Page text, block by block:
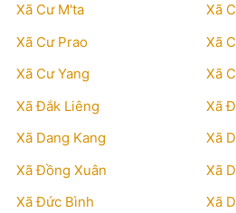
Xã Cư M'ta
Xã
Xã Cư Prao
Xã
Xã Cư Yang
Xã
Xã Đắk Liêng
Xã
Xã Dang Kang
Xã
Xã Đồng Xuân
Xã
Xã Đức Bình
Xã